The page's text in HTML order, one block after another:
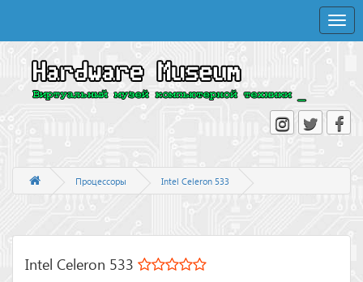
Toggle
Процессоры Intel Celeron 533
Intel Celeron 533